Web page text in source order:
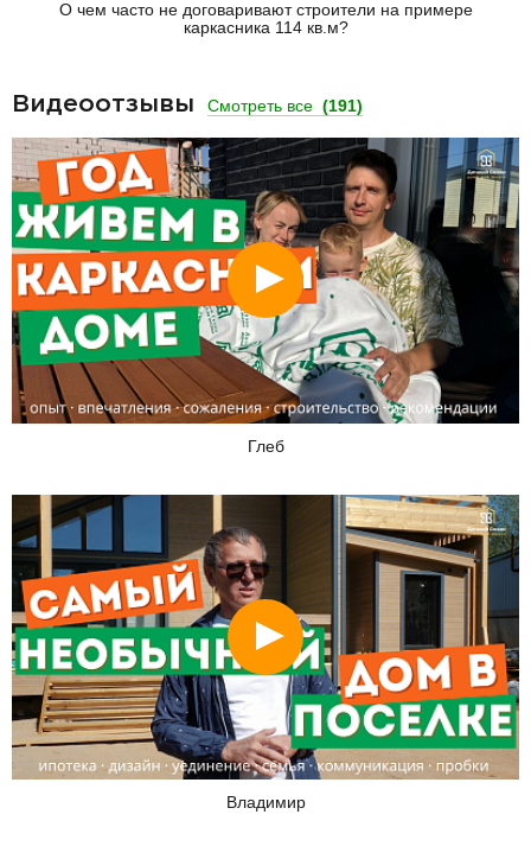
О чем часто не договаривают строители на примере
каркасника 114 кв.м?
Видеоотзывы Смотреть все (191)
Смотреть
Глеб
Смотреть
Владимир